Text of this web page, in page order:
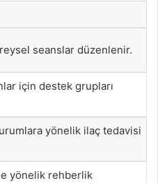
seanslar düzenlenir.
için destek grupları
yönelik ilaç tedavisi
yönelik rehberlik